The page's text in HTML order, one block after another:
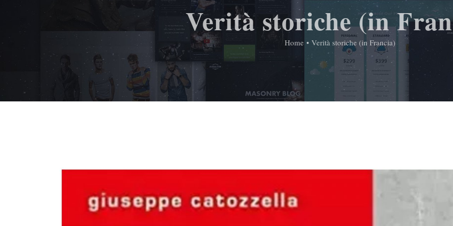
Verità storiche (in
Home • Verità storiche (in Francia)
immagine